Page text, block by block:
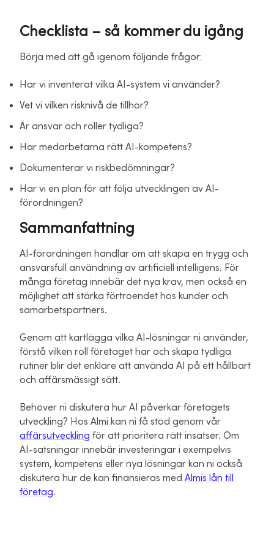
Checklista – så kommer du igång
Börja med att gå igenom följande frågor:
Har vi inventerat vilka AI-system vi använder?
Vet vi vilken risknivå de tillhör?
Är ansvar och roller tydliga?
Har medarbetarna rätt AI-kompetens?
Dokumenterar vi riskbedömningar?
Har vi en plan för att följa utvecklingen av AI-
förordningen?
Sammanfattning
AI-förordningen handlar om att skapa en trygg och
ansvarsfull användning av artificiell intelligens. För
många företag innebär det nya krav, men också en
möjlighet att stärka förtroendet hos kunder och
samarbetspartners.
Genom att kartlägga vilka AI-lösningar ni använder,
förstå vilken roll företaget har och skapa tydliga
rutiner blir det enklare att använda AI på ett hållbart
och affärsmässigt sätt.
Behöver ni diskutera hur AI påverkar företagets
utveckling? Hos Almi kan ni få stöd genom vår
affärsutveckling för att prioritera rätt insatser. Om
AI-satsningar innebär investeringar i exempelvis
system, kompetens eller nya lösningar kan ni också
diskutera hur de kan finansieras med Almis lån till
företag.